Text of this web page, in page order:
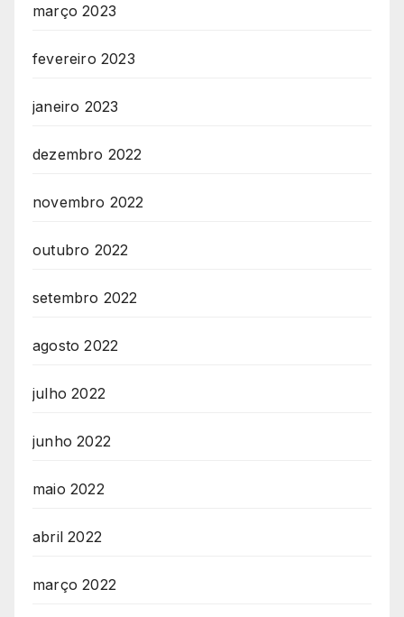
março 2023
fevereiro 2023
janeiro 2023
dezembro 2022
novembro 2022
outubro 2022
setembro 2022
agosto 2022
julho 2022
junho 2022
maio 2022
abril 2022
março 2022